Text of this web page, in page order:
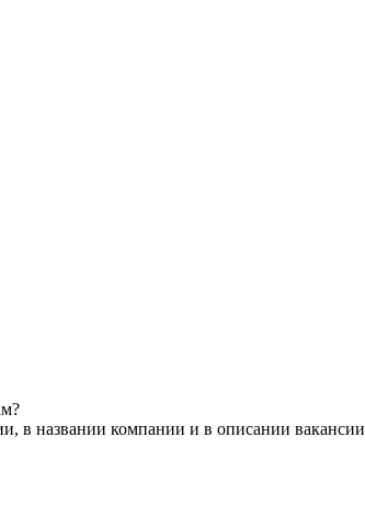
в названии компании и в описании вакансии